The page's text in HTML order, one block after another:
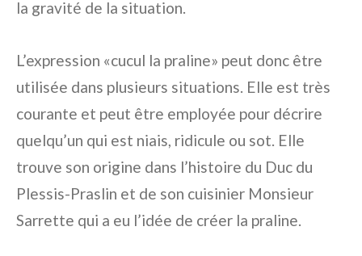
la gravité de la situation.
L’expression «cucul la praline» peut donc être
utilisée dans plusieurs situations. Elle est très
courante et peut être employée pour décrire
quelqu’un qui est niais, ridicule ou sot. Elle
trouve son origine dans l’histoire du Duc du
Plessis-Praslin et de son cuisinier Monsieur
Sarrette qui a eu l’idée de créer la praline.